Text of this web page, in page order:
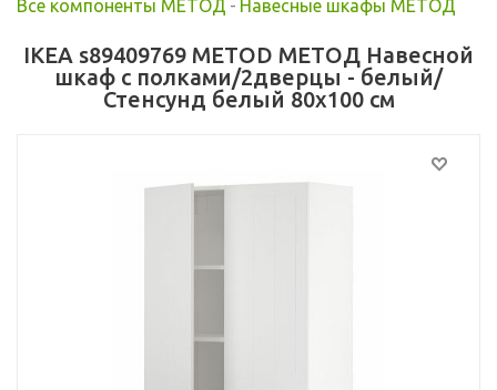
Все компоненты МЕТОД - Навесные шкафы МЕТОД
IKEA s89409769 METOD МЕТОД Навесной
шкаф с полками/2дверцы - белый/
Стенсунд белый 80x100 см